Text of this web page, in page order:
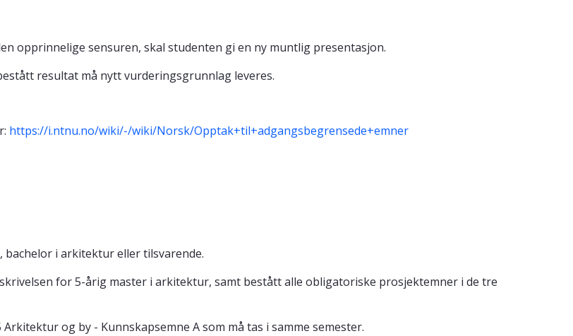
opprinnelige sensuren, skal studenten gi en ny muntlig presentasjon.
resultat må nytt vurderingsgrunnlag leveres.
https://i.ntnu.no/wiki/-/wiki/Norsk/Opptak+til+adgangsbegrensede+emner
i arkitektur eller tilsvarende.
for 5-årig master i arkitektur, samt bestått alle obligatoriske prosjektemner i de tre
og by - Kunnskapsemne A som må tas i samme semester.